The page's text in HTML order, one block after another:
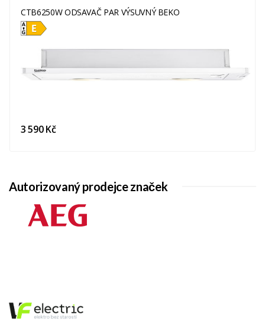
CTB6250W ODSAVAČ PAR VÝSUVNÝ BEKO
3 590 Kč
Autorizovaný prodejce značek